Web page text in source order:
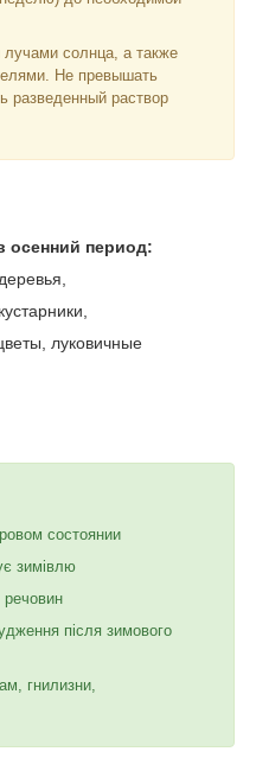
солнца, а также
Не превышать
разведенный раствор
осенний период:
луковичные
состоянии
зимівлю
речовин
після зимового
гнилизни,